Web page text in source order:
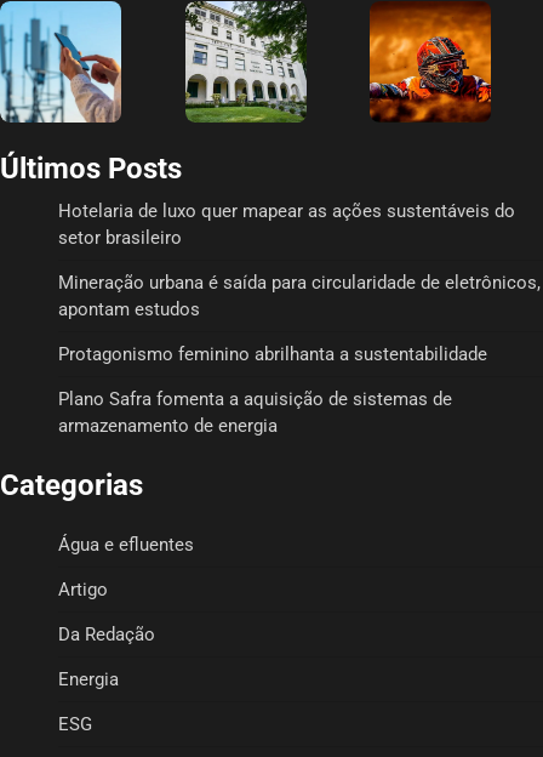
Últimos Posts
Hotelaria de luxo quer mapear as ações sustentáveis do
setor brasileiro
Mineração urbana é saída para circularidade de eletrônicos,
apontam estudos
Protagonismo feminino abrilhanta a sustentabilidade
Plano Safra fomenta a aquisição de sistemas de
armazenamento de energia
Categorias
Água e efluentes
Artigo
Da Redação
Energia
ESG